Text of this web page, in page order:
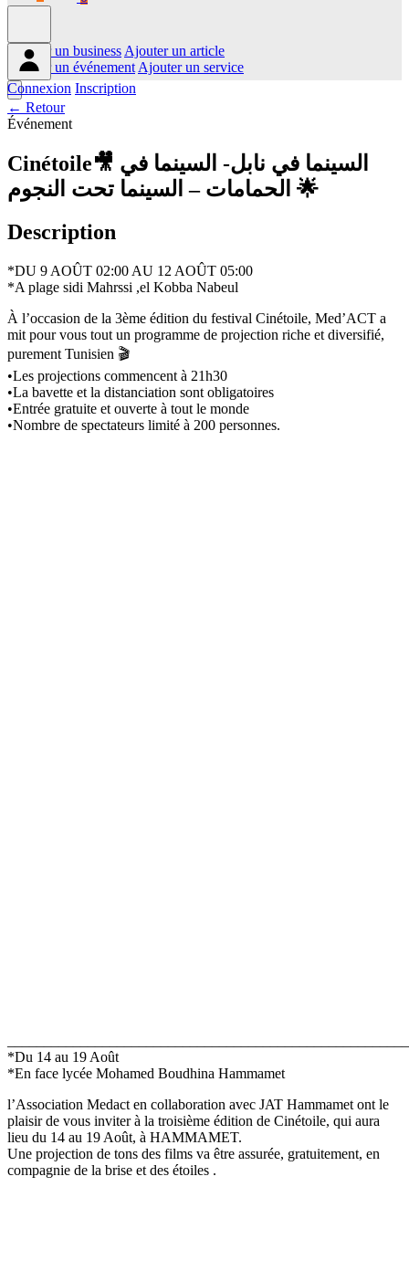
Ajouter un business Ajouter un article
Ajouter un événement Ajouter un service
Connexion Inscription
← Retour
Événement
Cinétoile🎥 السينما في نابل- السينما في
الحمامات – السينما تحت النجوم 🌟
Description
*DU 9 AOÛT 02:00 AU 12 AOÛT 05:00
*A plage sidi Mahrssi ,el Kobba Nabeul
À l’occasion de la 3ème édition du festival Cinétoile, Med’ACT a
mit pour vous tout un programme de projection riche et diversifié,
purement Tunisien 🎬
•Les projections commencent à 21h30
•La bavette et la distanciation sont obligatoires
•Entrée gratuite et ouverte à tout le monde
•Nombre de spectateurs limité à 200 personnes.
*Du 14 au 19 Août
*En face lycée Mohamed Boudhina Hammamet
l’Association Medact en collaboration avec JAT Hammamet ont le
plaisir de vous inviter à la troisième édition de Cinétoile, qui aura
lieu du 14 au 19 Août, à HAMMAMET.
Une projection de tons des films va être assurée, gratuitement, en
compagnie de la brise et des étoiles .